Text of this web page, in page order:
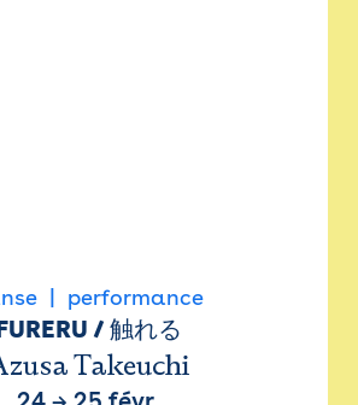
performance
/ 触れる
Takeuchi